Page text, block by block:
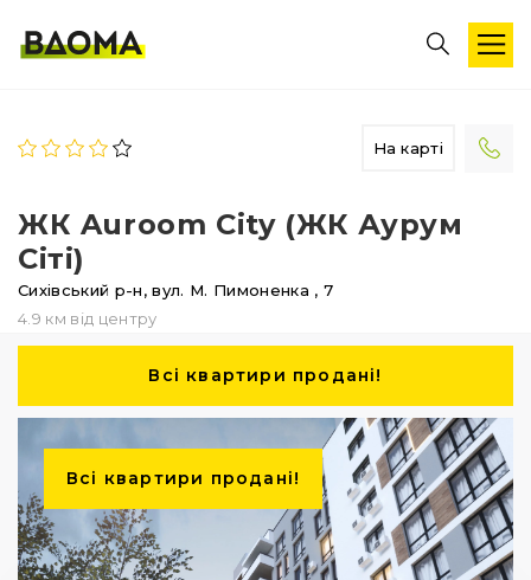
На карті
ЖК Auroom City (ЖК Аурум
Сіті)
Сихівський р-н,вул. М. Пимоненка , 7
4.9 км від центру
Всі квартири продані!
Всі квартири продані!